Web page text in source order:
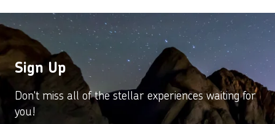
Sign Up
Don't miss all of the stellar experiences waiting for
you!